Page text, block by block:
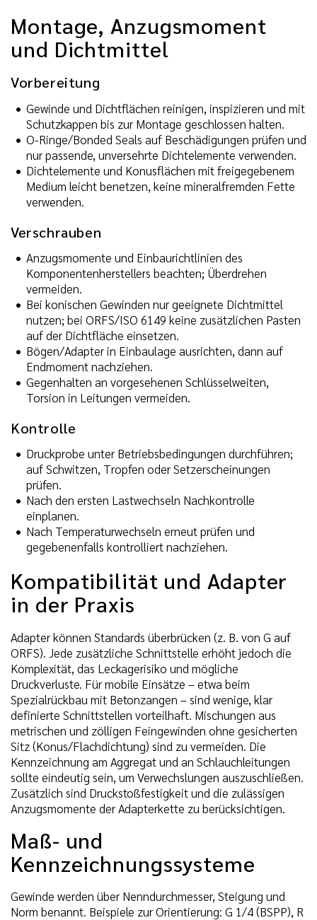
Montage, Anzugsmoment
und Dichtmittel
Vorbereitung
Gewinde und Dichtflächen reinigen, inspizieren und mit
Schutzkappen bis zur Montage geschlossen halten.
O-Ringe/Bonded Seals auf Beschädigungen prüfen und
nur passende, unversehrte Dichtelemente verwenden.
Dichtelemente und Konusflächen mit freigegebenem
Medium leicht benetzen, keine mineralfremden Fette
verwenden.
Verschrauben
Anzugsmomente und Einbaurichtlinien des
Komponentenherstellers beachten; Überdrehen
vermeiden.
Bei konischen Gewinden nur geeignete Dichtmittel
nutzen; bei ORFS/ISO 6149 keine zusätzlichen Pasten
auf der Dichtfläche einsetzen.
Bögen/Adapter in Einbaulage ausrichten, dann auf
Endmoment nachziehen.
Gegenhalten an vorgesehenen Schlüsselweiten,
Torsion in Leitungen vermeiden.
Kontrolle
Druckprobe unter Betriebsbedingungen durchführen;
auf Schwitzen, Tropfen oder Setzerscheinungen
prüfen.
Nach den ersten Lastwechseln Nachkontrolle
einplanen.
Nach Temperaturwechseln erneut prüfen und
gegebenenfalls kontrolliert nachziehen.
Kompatibilität und Adapter
in der Praxis
Adapter können Standards überbrücken (z. B. von G auf
ORFS). Jede zusätzliche Schnittstelle erhöht jedoch die
Komplexität, das Leckagerisiko und mögliche
Druckverluste. Für mobile Einsätze – etwa beim
Spezialrückbau mit Betonzangen – sind wenige, klar
definierte Schnittstellen vorteilhaft. Mischungen aus
metrischen und zölligen Feingewinden ohne gesicherten
Sitz (Konus/Flachdichtung) sind zu vermeiden. Die
Kennzeichnung am Aggregat und an Schlauchleitungen
sollte eindeutig sein, um Verwechslungen auszuschließen.
Zusätzlich sind Druckstoßfestigkeit und die zulässigen
Anzugsmomente der Adapterkette zu berücksichtigen.
Maß- und
Kennzeichnungssysteme
Gewinde werden über Nenndurchmesser, Steigung und
Norm benannt. Beispiele zur Orientierung: G 1/4 (BSPP), R